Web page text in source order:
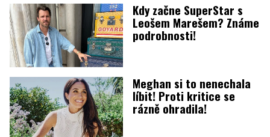
Kdy začne SuperStar s
Leošem Marešem? Známe
podrobnosti!
Meghan si to nenechala
líbit! Proti kritice se
rázně ohradila!